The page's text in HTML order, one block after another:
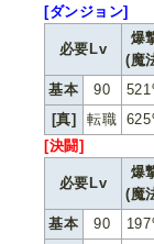
[ダンジョン]
必要Lv
爆
(魔
基本 90
[真]
転職
[決闘]
必要Lv
爆
(魔
基本 90